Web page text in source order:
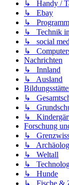
↳ Handy /
↳ Ebay
↳
↳ Technik
↳ social
↳
Nachrichten
↳ Innland
↳ Ausland
↳
↳
↳
Forschung
↳
↳
↳ Weltall
↳
↳ Hunde
↳ Fische &